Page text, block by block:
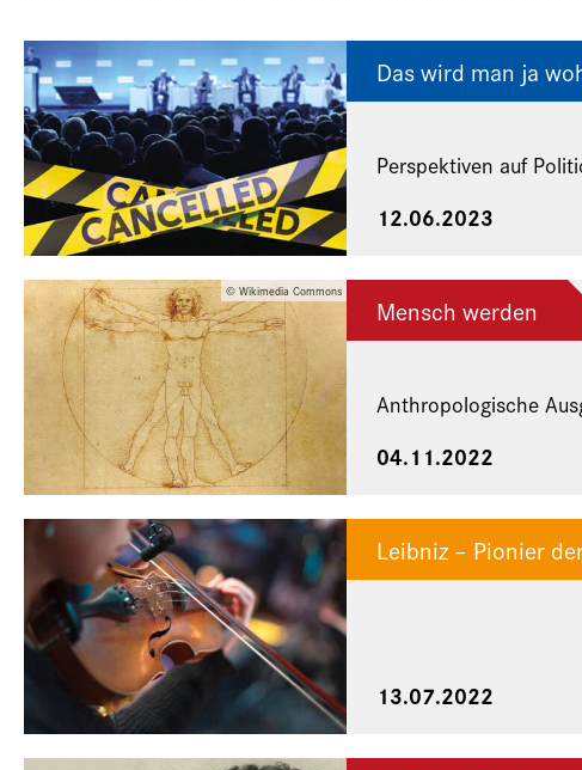
Das wird man ja
Perspektiven auf
12.06.2023
© Wikimedia Commons
Mensch werden
Anthropologische
04.11.2022
Leibniz – Pionier
13.07.2022